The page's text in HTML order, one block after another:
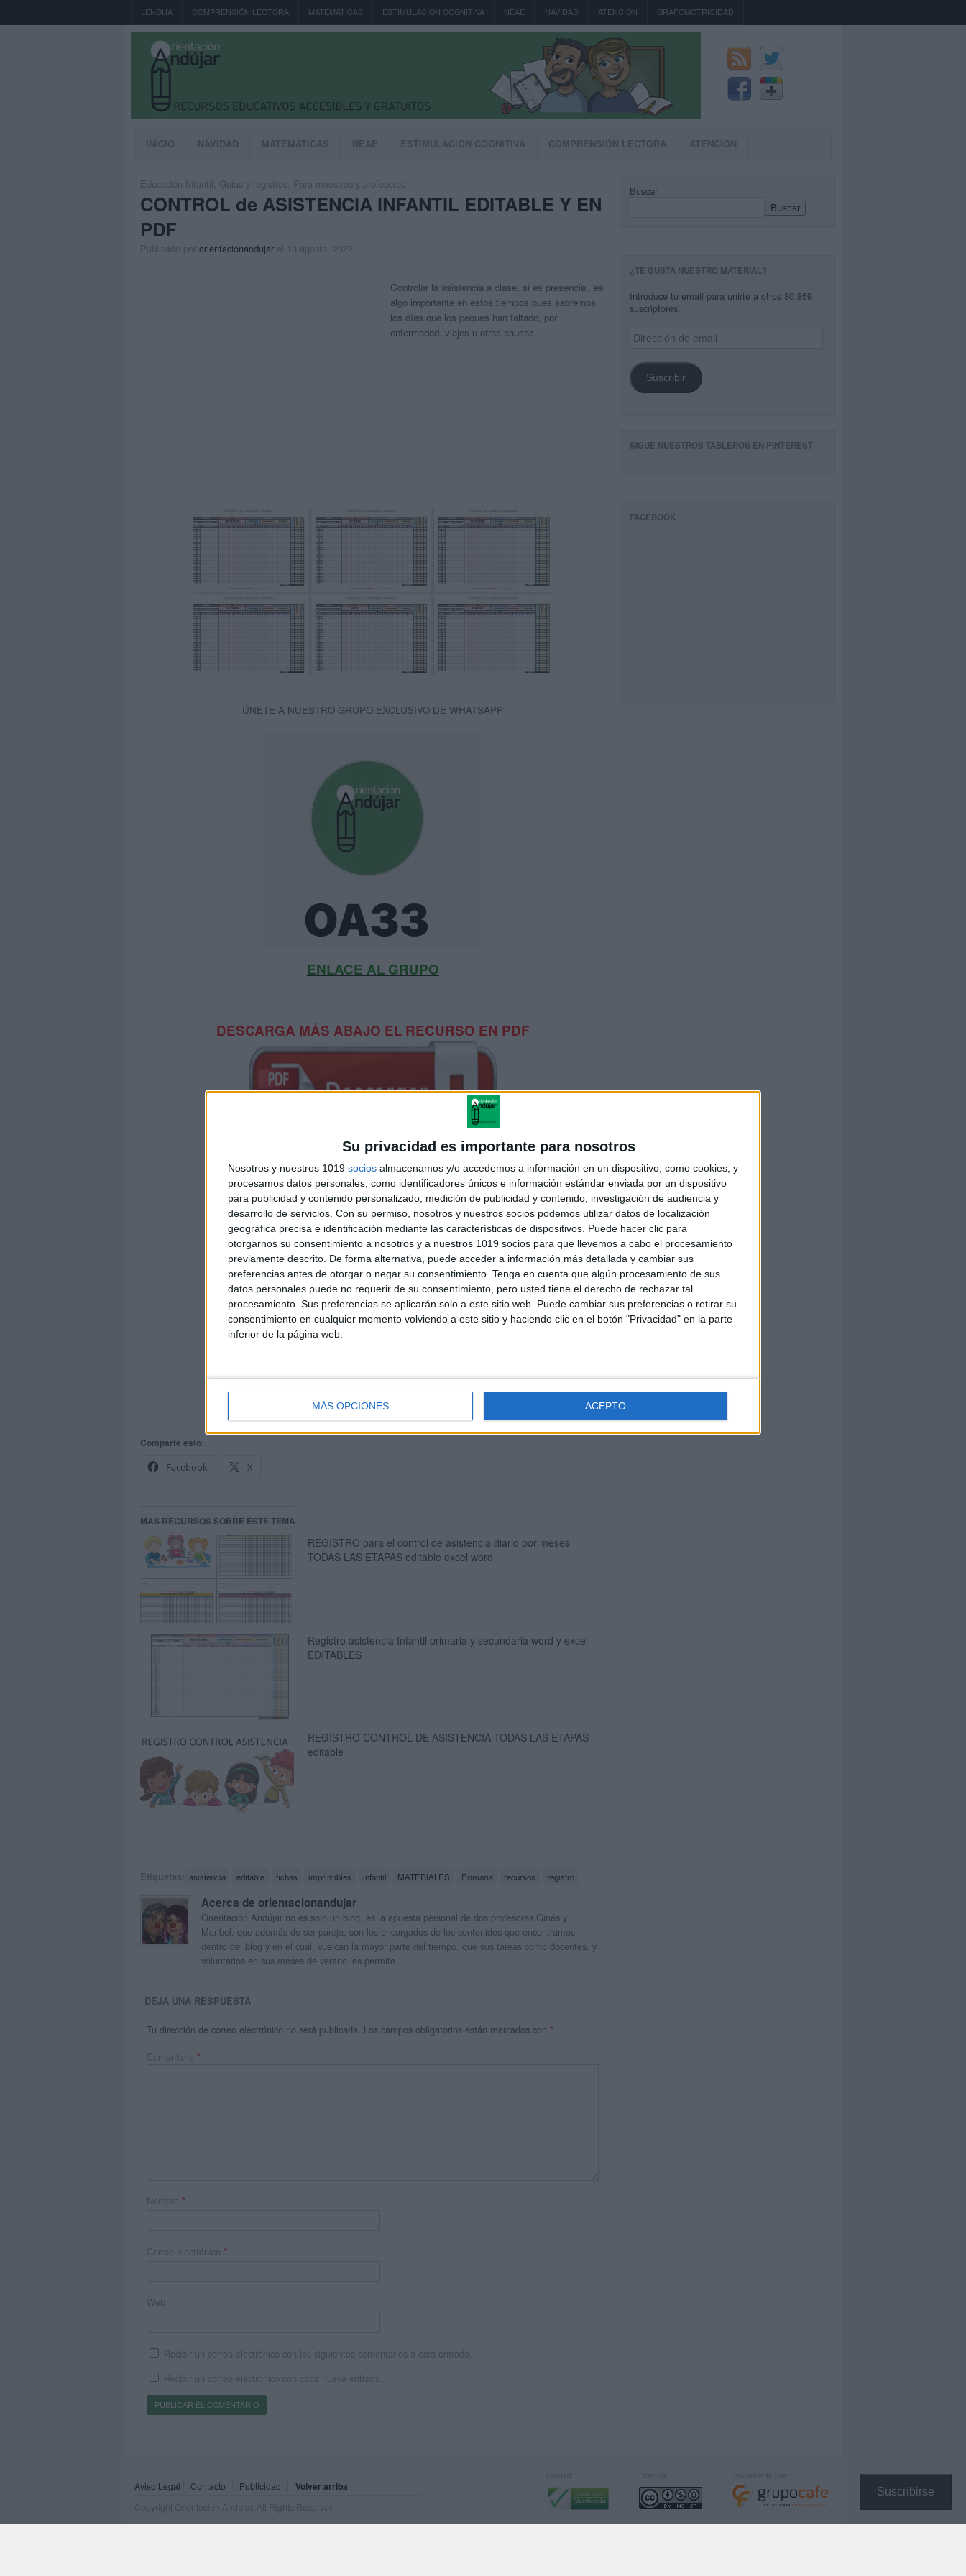
Su privacidad es importante para nosotros
Nosotros y nuestros 1019 socios almacenamos y/o accedemos a información en un dispositivo, como cookies, y
procesamos datos personales, como identificadores únicos e información estándar enviada por un dispositivo
para publicidad y contenido personalizado, medición de publicidad y contenido, investigación de audiencia y
desarrollo de servicios. Con su permiso, nosotros y nuestros socios podemos utilizar datos de localización
geográfica precisa e identificación mediante las características de dispositivos. Puede hacer clic para
otorgarnos su consentimiento a nosotros y a nuestros 1019 socios para que llevemos a cabo el procesamiento
previamente descrito. De forma alternativa, puede acceder a información más detallada y cambiar sus
preferencias antes de otorgar o negar su consentimiento. Tenga en cuenta que algún procesamiento de sus
datos personales puede no requerir de su consentimiento, pero usted tiene el derecho de rechazar tal
procesamiento. Sus preferencias se aplicarán solo a este sitio web. Puede cambiar sus preferencias o retirar su
consentimiento en cualquier momento volviendo a este sitio y haciendo clic en el botón "Privacidad" en la parte
inferior de la página web.
MÁS OPCIONES ACEPTO
Suscribirse
LENGUA COMPRENSIÓN LECTORA MATEMÁTICAS ESTIMULACION COGNITIVA NEAE NAVIDAD ATENCIÓN GRAFOMOTRICIDAD
INICIO NAVIDAD MATEMÁTICAS NEAE ESTIMULACION COGNITIVA COMPRENSIÓN LECTORA ATENCIÓN
Educación Infantil Guias y registros Para maestros y profesores
CONTROL de ASISTENCIA INFANTIL EDITABLE Y EN
PDF
Publicado por orientacionandujar el 13 agosto, 2022
Controlar la asistencia a clase, si es presencial, es
algo importante en estos tiempos pues sabremos
los días que los peques han faltado, por
enfermedad, viajes u otras causas.
ÚNETE A NUESTRO GRUPO EXCLUSIVO DE WHATSAPP
ENLACE AL GRUPO
DESCARGA MÁS ABAJO EL RECURSO EN PDF
DESCARGA EL REGISTRO DE ASISTENCIA
CONTROL-DE-ASISTENCIA-INFANTIL (FORMATO PDF)
Comparte esto:
Facebook
X
MAS RECURSOS SOBRE ESTE TEMA
REGISTRO para el control de asistencia diario por meses
TODAS LAS ETAPAS editable excel word
Registro asistencia Infantil primaria y secundaria word y excel
EDITABLES
REGISTRO CONTROL DE ASISTENCIA TODAS LAS ETAPAS
editable
Etiquetas: asistencia editable fichas imprimibles infantil MATERIALES Primaria recursos registro
Acerca de orientacionandujar
Orientación Andújar no es solo un blog, es la apuesta personal de dos profesores Ginés y
Maribel, que además de ser pareja, son los encargados de los contenidos que encontramos
dentro del blog y en el cual, vuelcan la mayor parte del tiempo, que sus tareas como docentes, y
voluntarios en sus meses de verano les permite.
DEJA UNA RESPUESTA
Tu dirección de correo electrónico no será publicada. Los campos obligatorios están marcados con *
Comentario *
Nombre *
Correo electrónico *
Web
Recibir un correo electrónico con los siguientes comentarios a esta entrada.
Recibir un correo electrónico con cada nueva entrada.
Buscar
Buscar
¿TE GUSTA NUESTRO MATERIAL?
Introduce tu email para unirte a otros 80.859
suscriptores.
Dirección
de
Suscribir
SIGUE NUESTROS TABLEROS EN PINTEREST
FACEBOOK
Aviso Legal Contacto Publicidad Volver arriba